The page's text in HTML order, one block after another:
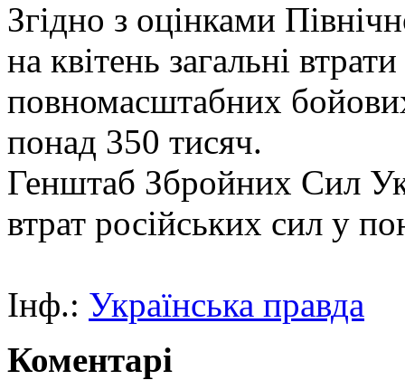
Згідно з оцінками
на квітень загальні
повномасштабних
понад 350 тисяч.
Генштаб Збройних Сил
втрат російських сил у
Інф.: Українська правда
Коментарі